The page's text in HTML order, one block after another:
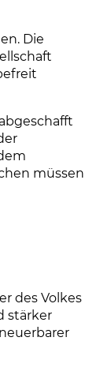
Die
müssen
des Volkes
stärker